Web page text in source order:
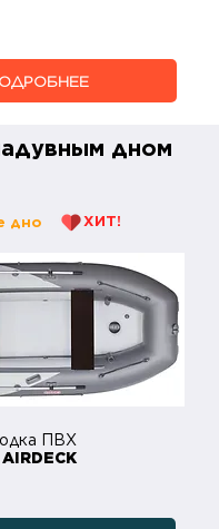
дном
дно ХИТ!
ПВХ